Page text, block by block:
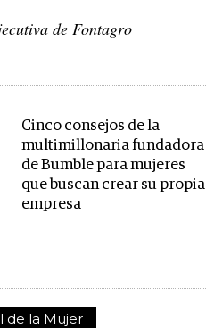
de Fontagro
Cinco consejos de la
multimillonaria fundadora
de Bumble para mujeres
que buscan crear su propia
empresa
de la Mujer